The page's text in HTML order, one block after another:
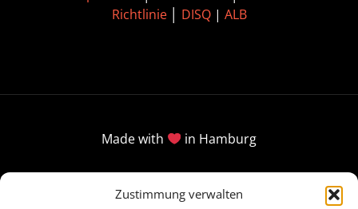
Zustimmung verwalten
Richtlinie│ DISQ| ALB
Made with in Hamburg